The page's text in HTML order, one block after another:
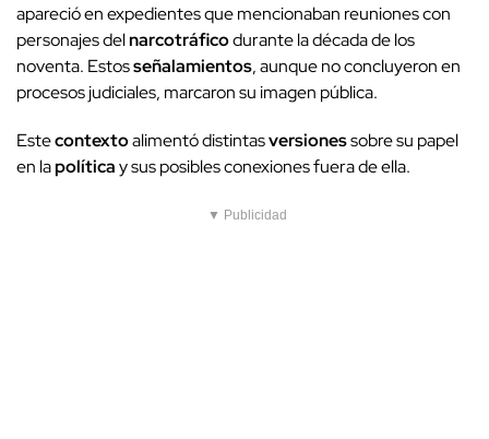
apareció en expedientes que mencionaban reuniones con
personajes delnarcotráficodurante la década de los
noventa. Estosseñalamientos, aunque no concluyeron en
procesos judiciales, marcaron su imagen pública.
Estecontextoalimentó distintasversionessobre su papel
en lapolíticay sus posibles conexiones fuera de ella.
▼ Publicidad